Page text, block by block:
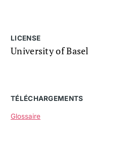
LICENSE
University of Basel
TÉLÉCHARGEMENTS
Glossaire